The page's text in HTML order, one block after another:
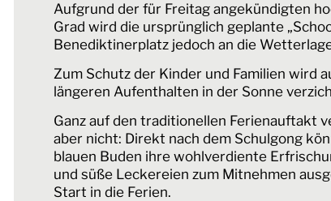
Aufgrund der für Freitag angekündigten
Grad wird die ursprünglich geplante
Benediktinerplatz jedoch an die
Zum Schutz der Kinder und Familien wird
längeren Aufenthalten in der Sonne
Ganz auf den traditionellen Ferienauftakt
aber nicht: Direkt nach dem Schulgong
blauen Buden ihre wohlverdiente
und süße Leckereien zum Mitnehmen
Start in die Ferien.